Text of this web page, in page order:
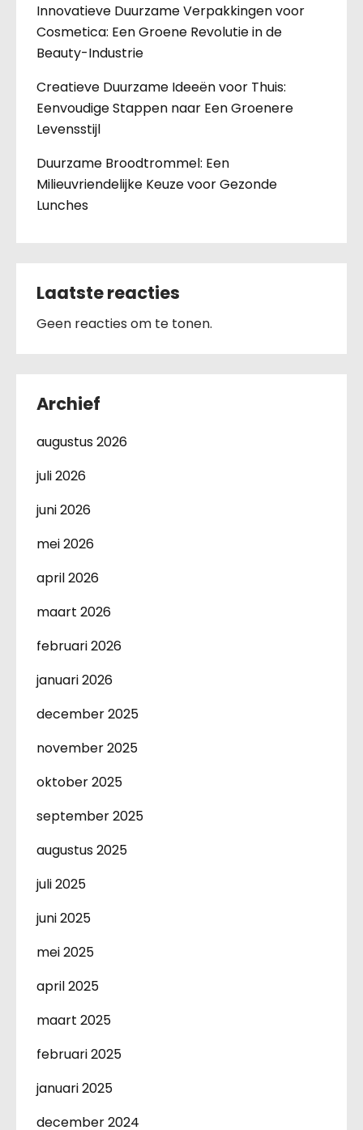
Innovatieve Duurzame Verpakkingen voor
Cosmetica: Een Groene Revolutie in de
Beauty-Industrie
Creatieve Duurzame Ideeën voor Thuis:
Eenvoudige Stappen naar Een Groenere
Levensstijl
Duurzame Broodtrommel: Een
Milieuvriendelijke Keuze voor Gezonde
Lunches
Laatste reacties
Geen reacties om te tonen.
Archief
augustus 2026
juli 2026
juni 2026
mei 2026
april 2026
maart 2026
februari 2026
januari 2026
december 2025
november 2025
oktober 2025
september 2025
augustus 2025
juli 2025
juni 2025
mei 2025
april 2025
maart 2025
februari 2025
januari 2025
december 2024